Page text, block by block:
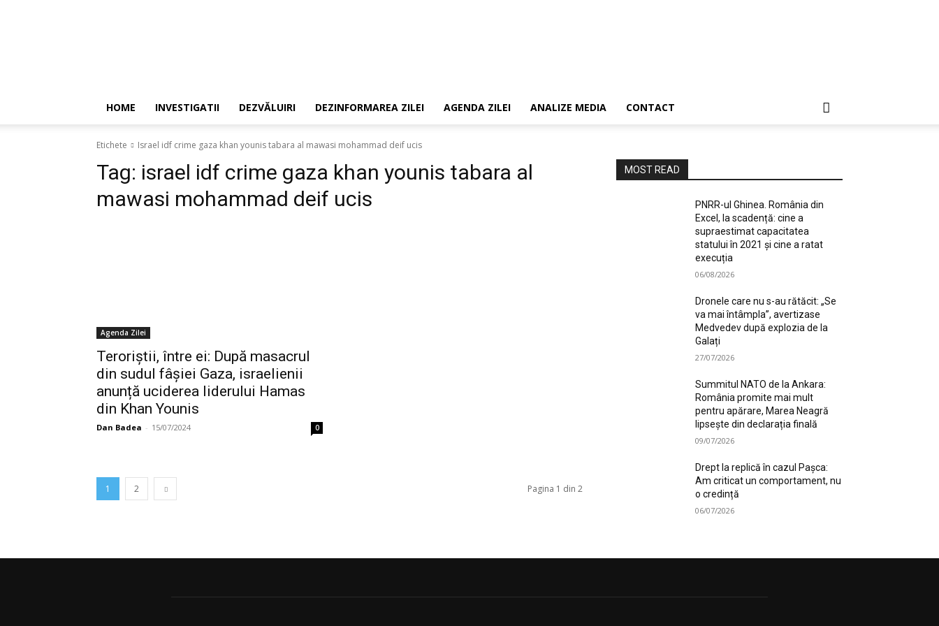
HOME INVESTIGATII DEZVĂLUIRI DEZINFORMAREA ZILEI AGENDA ZILEI ANALIZE MEDIA CONTACT
Etichete Israel idf crime gaza khan younis tabara al mawasi mohammad deif ucis
Tag: israel idf crime gaza khan younis tabara al
mawasi mohammad deif ucis
Agenda Zilei
Teroriștii, între ei: După masacrul
din sudul fâșiei Gaza, israelienii
anunță uciderea liderului Hamas
din Khan Younis
Dan Badea - 15/07/2024 0
1 2 Pagina 1 din 2
MOST READ
PNRR-ul Ghinea. România din
Excel, la scadență: cine a
supraestimat capacitatea
statului în 2021 și cine a ratat
execuția
06/08/2026
Dronele care nu s-au rătăcit: „Se
va mai întâmpla”, avertizase
Medvedev după explozia de la
Galați
27/07/2026
Summitul NATO de la Ankara:
România promite mai mult
pentru apărare, Marea Neagră
lipsește din declarația finală
09/07/2026
Drept la replică în cazul Pașca:
Am criticat un comportament, nu
o credință
06/07/2026